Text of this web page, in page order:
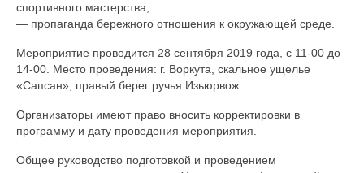
спортивного мастерства;
— пропаганда бережного отношения к окружающей среде.
Мероприятие проводится 28 сентября 2019 года, с 11-00 до
14-00. Место проведения: г. Воркута, скальное ущелье
«Сапсан», правый берег ручья Изьюрвож.
Организаторы имеют право вносить корректировки в
программу и дату проведения мероприятия.
Общее руководство подготовкой и проведением